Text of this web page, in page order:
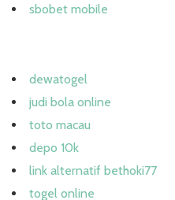
sbobet mobile
dewatogel
judi bola online
toto macau
depo 10k
link alternatif bethoki77
togel online